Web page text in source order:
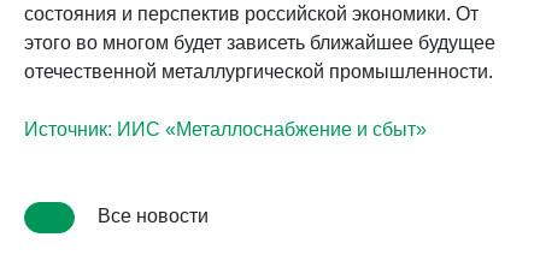
состояния и перспектив российской экономики. От
этого во многом будет зависеть ближайшее будущее
отечественной металлургической промышленности.
Источник: ИИС «Металлоснабжение и сбыт»
Все новости